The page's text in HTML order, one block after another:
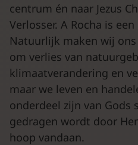
centrum én naar Jezus
Verlosser. A Rocha is
Natuurlijk maken wij
om verlies van
klimaatverandering en
maar we leven en
onderdeel zijn van Gods
gedragen wordt door
hoop vandaan.